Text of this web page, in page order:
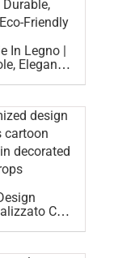
In Legno |
Elegante
Con
Con